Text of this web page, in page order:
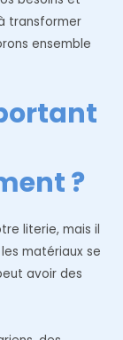
transformer
ensemble
?
literie, mais il
matériaux se
avoir des